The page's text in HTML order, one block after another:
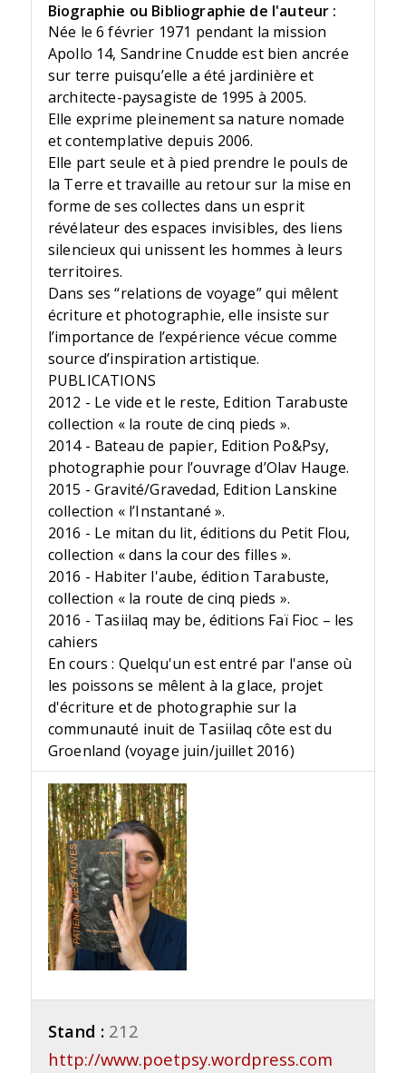
Biographie ou Bibliographie de l'auteur :
Née le 6 février 1971 pendant la mission
Apollo 14, Sandrine Cnudde est bien ancrée
sur terre puisqu’elle a été jardinière et
architecte-paysagiste de 1995 à 2005.
Elle exprime pleinement sa nature nomade
et contemplative depuis 2006.
Elle part seule et à pied prendre le pouls de
la Terre et travaille au retour sur la mise en
forme de ses collectes dans un esprit
révélateur des espaces invisibles, des liens
silencieux qui unissent les hommes à leurs
territoires.
Dans ses “relations de voyage” qui mêlent
écriture et photographie, elle insiste sur
l’importance de l’expérience vécue comme
source d’inspiration artistique.
PUBLICATIONS
2012 - Le vide et le reste, Edition Tarabuste
collection « la route de cinq pieds ».
2014 - Bateau de papier, Edition Po&Psy,
photographie pour l’ouvrage d’Olav Hauge.
2015 - Gravité/Gravedad, Edition Lanskine
collection « l’Instantané ».
2016 - Le mitan du lit, éditions du Petit Flou,
collection « dans la cour des filles ».
2016 - Habiter l'aube, édition Tarabuste,
collection « la route de cinq pieds ».
2016 - Tasiilaq may be, éditions Faï Fioc – les
cahiers
En cours : Quelqu'un est entré par l'anse où
les poissons se mêlent à la glace, projet
d'écriture et de photographie sur la
communauté inuit de Tasiilaq côte est du
Groenland (voyage juin/juillet 2016)
Stand : 212
http://www.poetpsy.wordpress.com